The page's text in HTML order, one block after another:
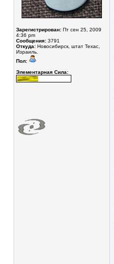
Зарегистрирован: Пт сен 25, 2009
4:36 pm
Сообщения: 3791
Откуда: Новосибирск, штат Техас,
Израиль.
Пол:
Элементарная Сила: